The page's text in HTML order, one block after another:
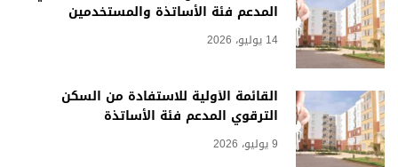
المدعم فئة الأساتذة والمستخدمين
14 يوليو، 2026
القائمة الأولية للاستفادة من السكن
الترقوي المدعم فئة الأساتذة
9 يوليو، 2026